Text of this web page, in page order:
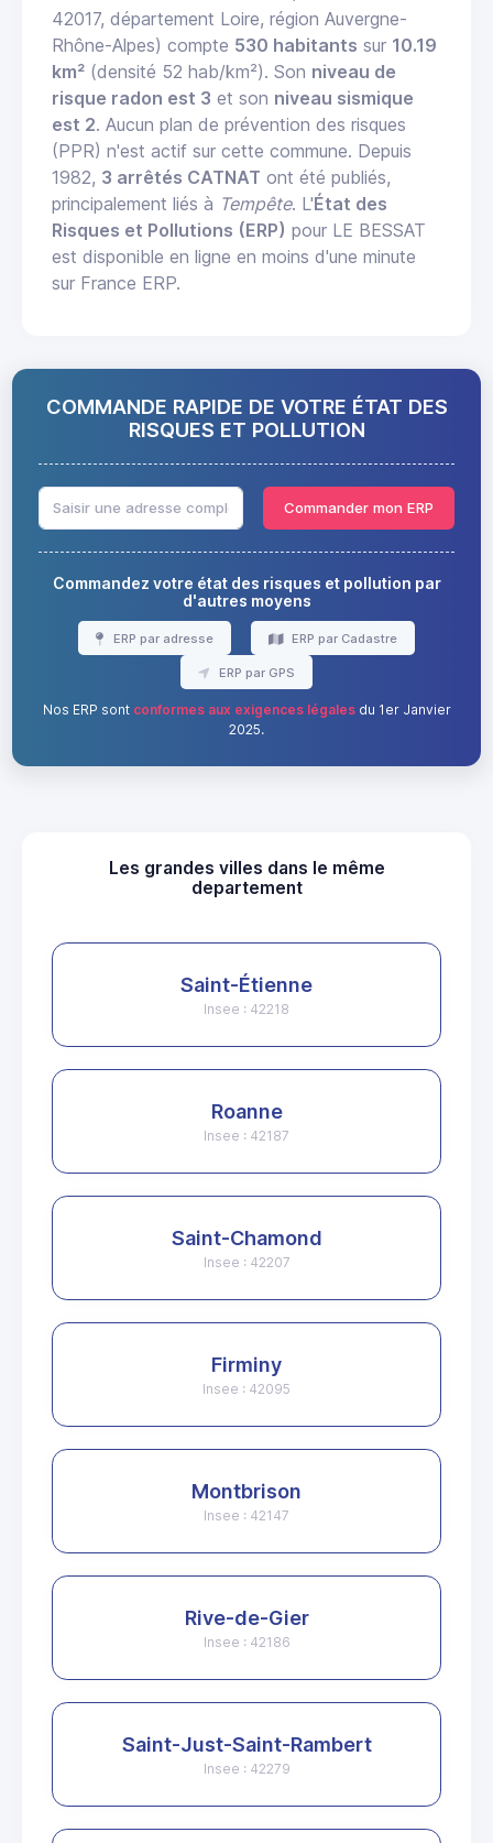
42017, département Loire, région Auvergne-
Rhône-Alpes) compte 530 habitants sur 10.19
km² (densité 52 hab/km²). Son niveau de
risque radon est 3 et son niveau sismique
est 2. Aucun plan de prévention des risques
(PPR) n'est actif sur cette commune. Depuis
1982, 3 arrêtés CATNAT ont été publiés,
principalement liés à Tempête. L'État des
Risques et Pollutions (ERP) pour LE BESSAT
est disponible en ligne en moins d'une minute
sur France ERP.
COMMANDE RAPIDE DE VOTRE ÉTAT DES
RISQUES ET POLLUTION
Commander mon ERP
Commandez votre état des risques et pollution par
d'autres moyens
ERP par adresse ERP par Cadastre
ERP par GPS
Nos ERP sont conformes aux exigences légalesdu 1er Janvier
2025.
Les grandes villes dans le même
departement
Saint-Étienne
Insee : 42218
Roanne
Insee : 42187
Saint-Chamond
Insee : 42207
Firminy
Insee : 42095
Montbrison
Insee : 42147
Rive-de-Gier
Insee : 42186
Saint-Just-Saint-Rambert
Insee : 42279